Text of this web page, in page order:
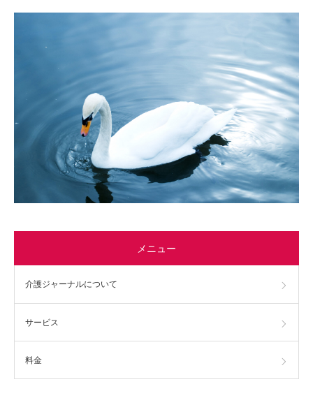
メニュー
介護ジャーナルについて
サービス
料金